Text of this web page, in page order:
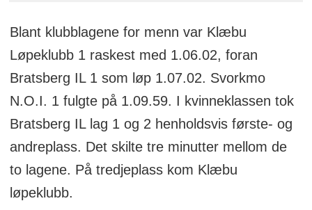
Blant klubblagene for menn var Klæbu
Løpeklubb 1 raskest med 1.06.02, foran
Bratsberg IL 1 som løp 1.07.02. Svorkmo
N.O.I. 1 fulgte på 1.09.59. I kvinneklassen tok
Bratsberg IL lag 1 og 2 henholdsvis første- og
andreplass. Det skilte tre minutter mellom de
to lagene. På tredjeplass kom Klæbu
løpeklubb.